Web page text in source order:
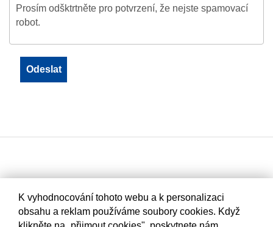
Prosím odšktrtněte pro potvrzení, že nejste spamovací
robot.
K vyhodnocování tohoto webu a k personalizaci
obsahu a reklam používáme soubory cookies. Když